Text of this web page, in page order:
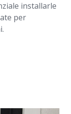
installarle
per